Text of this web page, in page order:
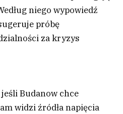
niego wypowiedź
próbę
za kryzys
Budanow chce
widzi źródła napięcia